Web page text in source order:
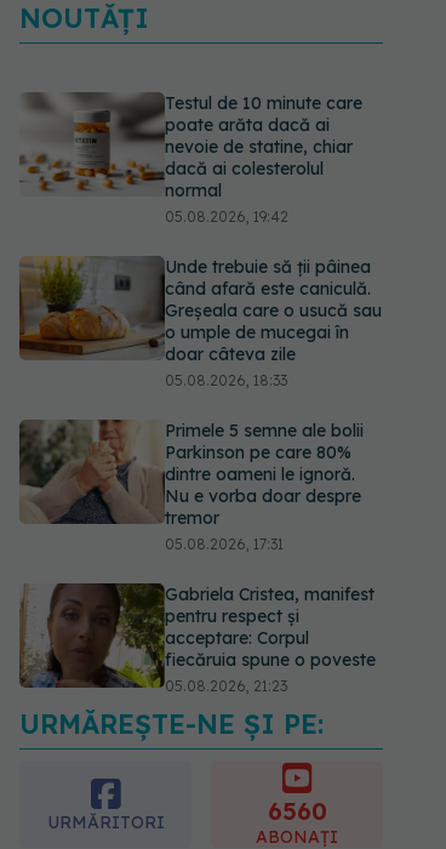
NOUTĂȚI
Testul de 10 minute care
poate arăta dacă ai
nevoie de statine, chiar
dacă ai colesterolul
normal
05.08.2026, 19:42
Unde trebuie să ții pâinea
când afară este caniculă.
Greșeala care o usucă sau
o umple de mucegai în
doar câteva zile
05.08.2026, 18:33
Primele 5 semne ale bolii
Parkinson pe care 80%
dintre oameni le ignoră.
Nu e vorba doar despre
tremor
05.08.2026, 17:31
Gabriela Cristea, manifest
pentru respect și
acceptare: Corpul
fiecăruia spune o poveste
05.08.2026, 21:23
Prof. dr. Valeriu Gheorghiță
intră în Board-ul Editorial
al revistei Scientific
Reports, din Nature
URMĂREȘTE-NE ȘI PE:
URMĂRITORI 6560
ABONAȚI